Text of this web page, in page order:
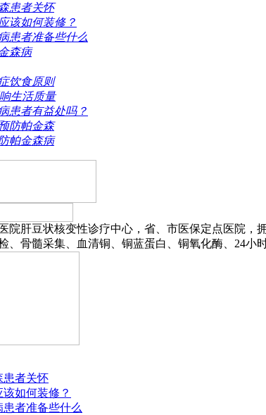
患者关怀
该如何装修？
患者准备些什么
森病
饮食原则
生活质量
患者有益处吗？
防帕金森
帕金森病
院肝豆状核变性诊疗中心，省、市医保定点医院
、骨髓采集、血清铜、铜蓝蛋白、铜氧化酶、24小
患者关怀
如何装修？
者准备些什么